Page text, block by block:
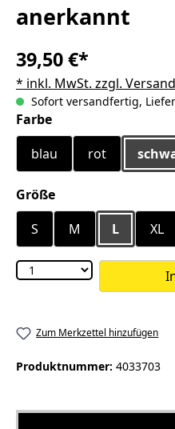
anerkannt
39,50 €*
* inkl. MwSt. zzgl.
Sofort versandfertig,
Farbeauswählen
blau
rot
Größeauswählen
S
M L XL
Zum Merkzettel hinzufügen
Produktnummer: 4033703